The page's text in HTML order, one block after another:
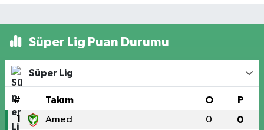
Süper Lig Puan Durumu
Süper Lig
# Takım O P
1 Amed 0 0